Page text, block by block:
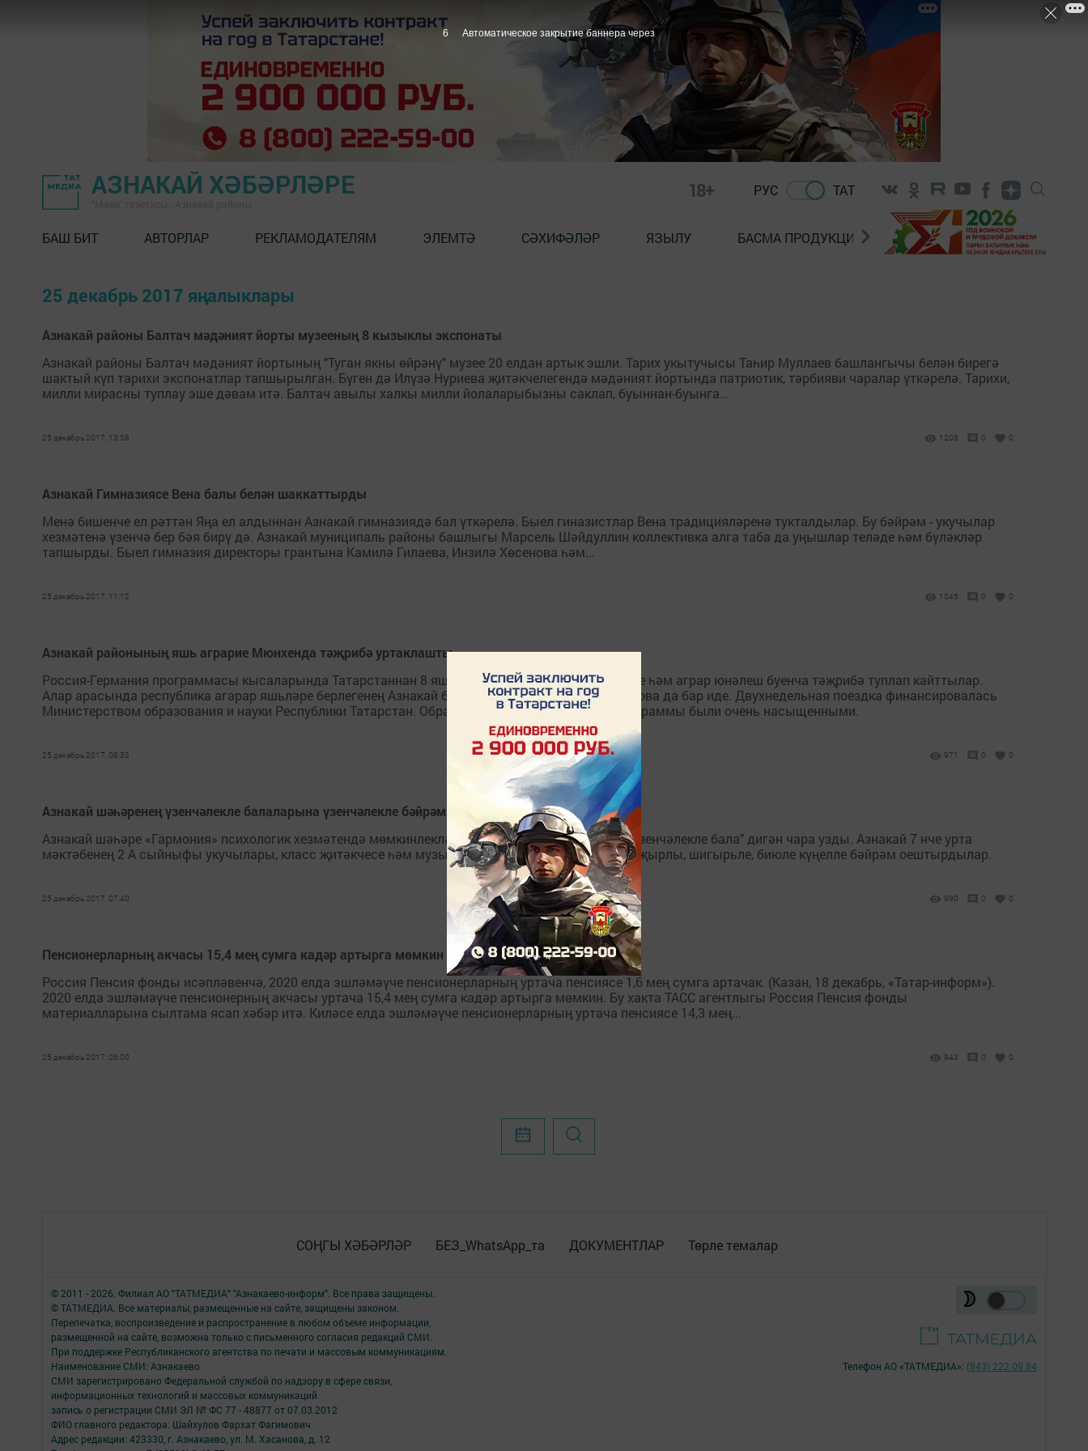
АЗНАКАЙ ХӘБӘРЛӘРЕ 18+ РУС ТАТ
БАШ БИТ АВТОРЛАР РЕКЛАМОДАТЕЛЯМ ЭЛЕМТӘ СӘХИФӘЛӘР ЯЗЫЛУ БАСМА ПРОДУКЦИЯ САТУ «ГӨЛСТАН»
25 декабрь 2017 яңалыклары
Азнакай районы Балтач мәдәният йорты музееның 8 кызыклы экспонаты
Азнакай районы Балтач мәдәният йортының "Туган якны өйрәнү" музее 20 елдан артык эшли. Тарих укытучысы Таһир Муллаев башлангычы белән бирегә
шактый күп тарихи экспонатлар тапшырылган. Бүген дә Илүзә Нуриева җитәкчелегендә мәдәният йортында патриотик, тәрбияви чаралар үткәрелә. Тарихи,
милли мирасны туплау эше дәвам итә. Балтач авылы халкы милли йолаларыбызны саклап, буыннан-буынга...
25 декабрь 2017, 13:58 1208 0 0
Азнакай Гимназиясе Вена балы белән шаккаттырды
Менә бишенче ел рәттән Яңа ел алдыннан Азнакай гимназиядә бал үткәрелә. Быел гиназистлар Вена традицияләренә тукталдылар. Бу бәйрәм - укучылар
хезмәтенә үзенчә бер бәя бирү дә. Азнакай муниципаль районы башлыгы Марсель Шәйдуллин коллективка алга таба да уңышлар теләде һәм бүләкләр
тапшырды. Быел гимназия директоры грантына Камилә Гилаева, Инзилә Хөсенова һәм...
25 декабрь 2017, 11:12 1045 0 0
Азнакай районының яшь аграрие Мюнхенда тәҗрибә уртаклашты
Россия-Германия программасы кысаларында Татарстаннан 8 яшь белгеч Мюнхенда яшьләр эше һәм аграр юнәлеш буенча тәҗрибә туплап кайттылар.
Алар арасында республика агарар яшьләре берлегенең Азнакай бүлеге җитәкчесе Гөлназ Исламова да бар иде. Двухнедельная поездка финансировалась
Министерством образования и науки Республики Татарстан. Образовательная и культурная программы были очень насыщенными.
25 декабрь 2017, 08:33 971 0 0
Азнакай шәһәренең үзенчәлекле балаларына үзенчәлекле бәйрәм ясадылар
Азнакай шәһәре «Гармония» психологик хезмәтендә мөмкинлекләре чикле балалар өчен "Мин - үзенчәлекле бала" дигән чара узды. Азнакай 7 нче урта
мәктәбенең 2 А сыйныфы укучылары, класс җитәкчесе һәм музыка укытучысы белән берлектә җырлы, шигырьле, биюле күңелле бәйрәм оештырдылар.
25 декабрь 2017, 07:40 990 0 0
Пенсионерларның акчасы 15,4 мең сумга кадәр артырга мөмкин
Россия Пенсия фонды исәпләвенчә, 2020 елда эшләмәүче пенсионерларның уртача пенсиясе 1,6 мең сумга артачак. (Казан, 18 декабрь, «Татар-информ»).
2020 елда эшләмәүче пенсионерның акчасы уртача 15,4 мең сумга кадәр артырга мөмкин. Бу хакта ТАСС агентлыгы Россия Пенсия фонды
материалларына сылтама ясап хәбәр итә. Киләсе елда эшләмәүче пенсионерларның уртача пенсиясе 14,3 мең...
25 декабрь 2017, 06:00 943 0 0
СОҢГЫ ХӘБӘРЛӘР БЕЗ_WhatsApp_та ДОКУМЕНТЛАР Төрле темалар
© 2011 - 2026. Филиал АО "ТАТМЕДИА" "Азнакаево-информ". Все права защищены.
© ТАТМЕДИА. Все материалы, размещенные на сайте, защищены законом.
Перепечатка, воспроизведение и распространение в любом объеме информации,
размещенной на сайте, возможна только с письменного согласия редакций СМИ.
При поддержке Республиканского агентства по печати и массовым коммуникациям.
Наименование СМИ: Азнакаево
СМИ зарегистрировано Федеральной службой по надзору в сфере связи,
информационных технологий и массовых коммуникаций
запись о регистрации СМИ ЭЛ № ФС 77 - 48877 от 07.03.2012
ФИО главного редактора: Шайхулов Фархат Фагимович
Адрес редакции: 423330, г. Азнакаево, ул. М. Хасанова, д. 12
Телефон АО «ТАТМЕДИА»: (843) 222 09 84
6 Автоматическое закрытие баннера через